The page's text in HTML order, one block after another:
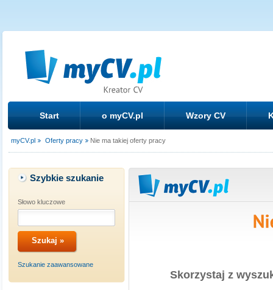
Start o myCV.pl Wzory CV
myCV.pl Oferty pracy Nie ma takiej oferty pracy
Szybkie szukanie
Słowo kluczowe
Szukanie zaawansowane
Skorzystaj z